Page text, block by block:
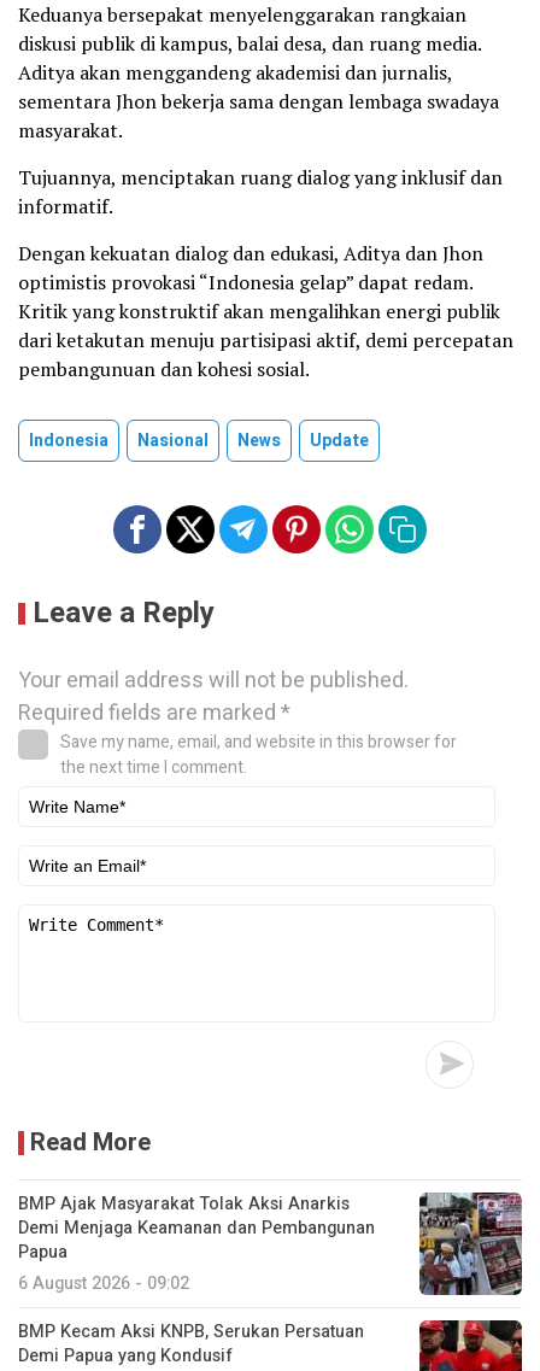
Keduanya bersepakat menyelenggarakan rangkaian
diskusi publik di kampus, balai desa, dan ruang media.
Aditya akan menggandeng akademisi dan jurnalis,
sementara Jhon bekerja sama dengan lembaga swadaya
masyarakat.
Tujuannya, menciptakan ruang dialog yang inklusif dan
informatif.
Dengan kekuatan dialog dan edukasi, Aditya dan Jhon
optimistis provokasi “Indonesia gelap” dapat redam.
Kritik yang konstruktif akan mengalihkan energi publik
dari ketakutan menuju partisipasi aktif, demi percepatan
pembangunuan dan kohesi sosial.
Indonesia Nasional News Update
Leave a Reply
Your email address will not be published.
Required fields are marked*
Save my name, email, and website in this browser for
the next time I comment.
Read More
BMP Ajak Masyarakat Tolak Aksi Anarkis
Demi Menjaga Keamanan dan Pembangunan
Papua
6 August 2026 - 09:02
BMP Kecam Aksi KNPB, Serukan Persatuan
Demi Papua yang Kondusif